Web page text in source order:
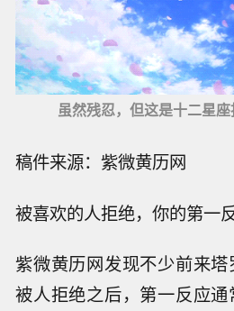
虽然残忍，但这是十二星
稿件来源：紫微黄历网
被喜欢的人拒绝，你的第一
紫微黄历网发现不少前来
被人拒绝之后，第一反应通